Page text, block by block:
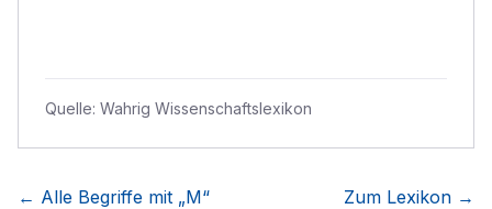
Quelle: Wahrig Wissenschaftslexikon
← Alle Begriffe mit „M“ Zum Lexikon →